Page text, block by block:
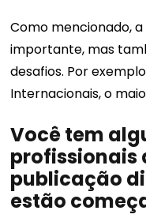
Como mencionado,
importante, mas
desafios. Por
Internacionais, o
Você tem
profissionais
publicação
estão